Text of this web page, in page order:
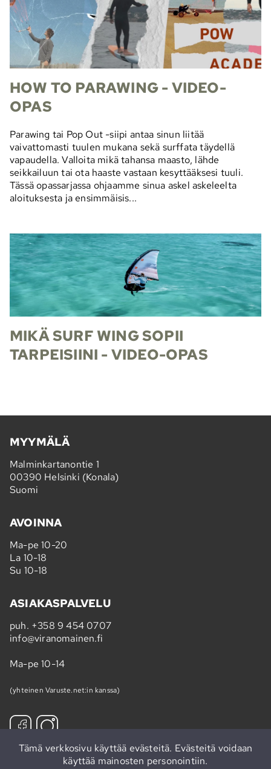
HOW TO PARAWING - VIDEO-
OPAS
Parawing tai Pop Out -siipi antaa sinun liitää
vaivattomasti tuulen mukana sekä surffata täydellä
vapaudella. Valloita mikä tahansa maasto, lähde
seikkailuun tai ota haaste vastaan kesyttääksesi tuuli.
Tässä opassarjassa ohjaamme sinua askel askeleelta
aloituksesta ja ensimmäisis...
MIKÄ SURF WING SOPII
TARPEISIINI - VIDEO-OPAS
MYYMÄLÄ
Malminkartanontie 1
00390 Helsinki (Konala)
Suomi
AVOINNA
Ma-pe 10-20
La 10-18
Su 10-18
ASIAKASPALVELU
puh. +358 9 454 0707
info@viranomainen.fi
Ma-pe 10-14
(yhteinen Varuste.net:in kanssa)
Tämä verkkosivu käyttää evästeitä. Evästeitä voidaan
käyttää mainosten personointiin.